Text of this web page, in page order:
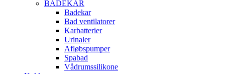
BADEKAR
Badekar
Bad ventilatorer
Karbatterier
Urinaler
Afløbspumper
Spabad
Vådrumssilikone